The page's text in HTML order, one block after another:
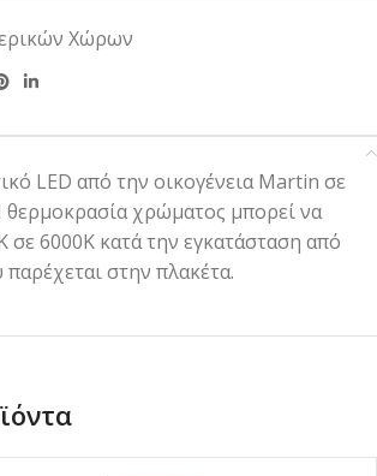
Χώρων
LED από την οικογένεια Martin σε
χρώματος μπορεί να
σε 6000K κατά την εγκατάσταση από
στην πλακέτα.